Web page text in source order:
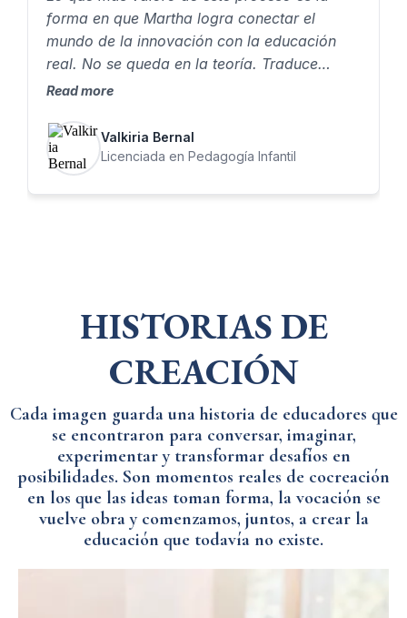
forma en que Martha logra conectar el
mundo de la innovación con la educación
real. No se queda en la teoría. Traduce
herramientas complejas en algo que como
propio. Eso me permitió pasar de entender
conceptos…a crear experiencias educativas
con intención.
Read more
Valkiria Bernal
Licenciada en Pedagogía Infantil
HISTORIAS DE
CREACIÓN
Cada imagen guarda una historia de educadores que
se encontraron para conversar, imaginar,
experimentar y transformar desafíos en
posibilidades. Son momentos reales de cocreación
en los que las ideas toman forma, la vocación se
vuelve obra y comenzamos, juntos, a crear la
educación que todavía no existe.